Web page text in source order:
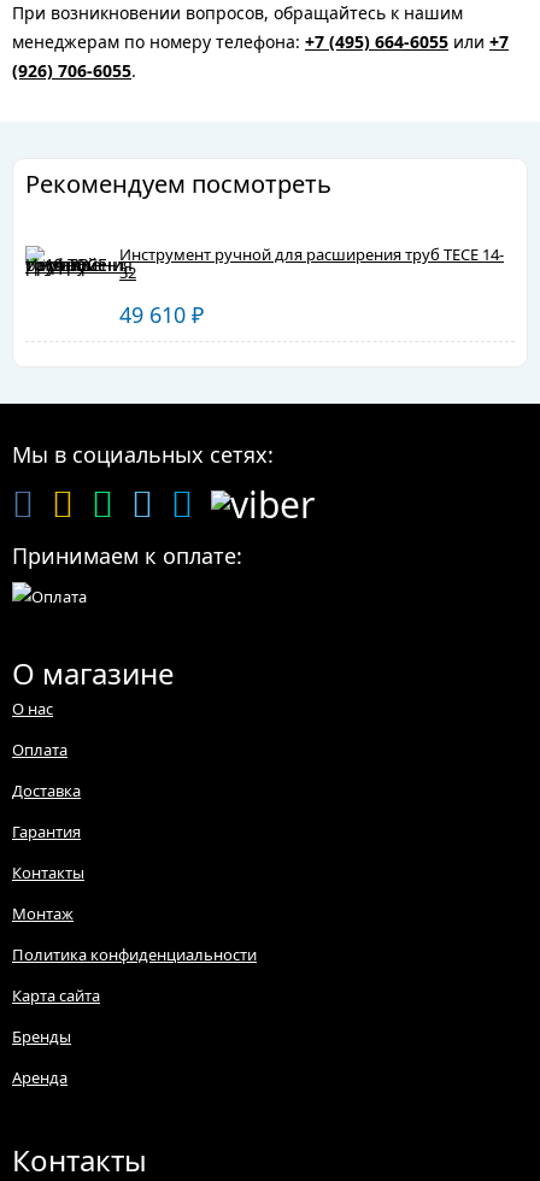
При возникновении вопросов, обращайтесь к нашим
менеджерам по номеру телефона: +7 (495) 664-6055 или +7
(926) 706-6055.
Рекомендуем посмотреть
Инструмент ручной для расширения труб TECE 14-
32
49 610 ₽
Мы в социальных сетях:
Принимаем к оплате:
О магазине
О нас
Оплата
Доставка
Гарантия
Контакты
Монтаж
Политика конфиденциальности
Карта сайта
Бренды
Аренда
Контакты